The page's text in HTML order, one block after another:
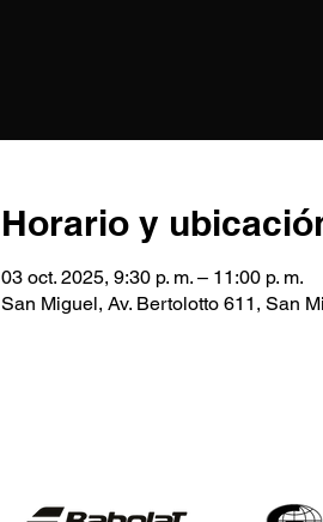
Horario y
03 oct. 2025, 9:30 p. m. – 11:00 p. m.
San Miguel, Av. Bertolotto 611, San